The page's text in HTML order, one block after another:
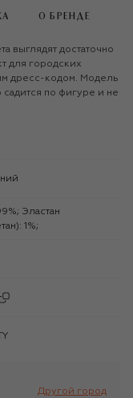
О БРЕНДЕ
выглядят достаточно
для городских
дресс-кодом. Модель
по фигуре и не
1%;
Другой город